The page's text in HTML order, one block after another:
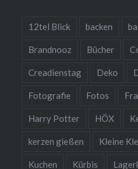
12tel Blick backen
Brandnooz Bücher
Creadienstag Deko
Fotografie Fotos
Harry Potter HÖX
kerzen gießen Kleine
Kuchen Kürbis